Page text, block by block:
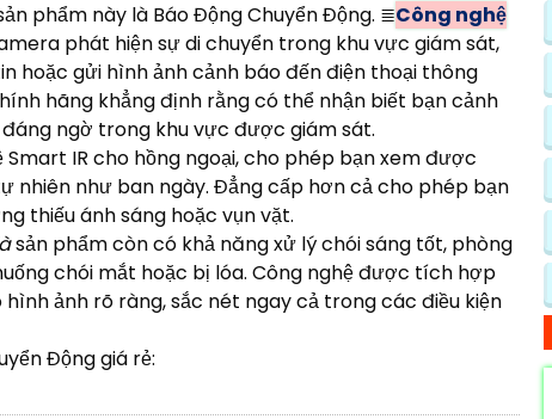
phẩm này là Báo Động Chuyển Động. ≣Công nghệ
phát hiện sự di chuyển trong khu vực giám sát,
hoặc gửi hình ảnh cảnh báo đến điện thoại thông
hãng khẳng định rằng có thể nhận biết bạn cảnh
ngờ trong khu vực được giám sát.
IR cho hồng ngoại, cho phép bạn xem được
nhiên như ban ngày. Đẳng cấp hơn cả cho phép bạn
thiếu ánh sáng hoặc vụn vặt.
sản phẩm còn có khả năng xử lý chói sáng tốt, phòng
chói mắt hoặc bị lóa. Công nghệ được tích hợp
ảnh rõ ràng, sắc nét ngay cả trong các điều kiện
Động giá rẻ: